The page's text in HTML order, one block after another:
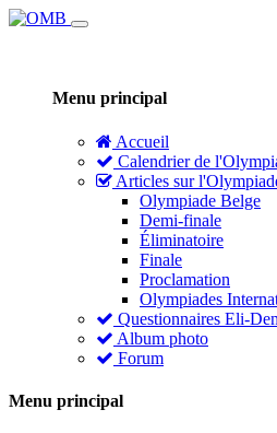
Menu principal
Accueil
Calendrier de
Articles sur
Olympiade Belge
Demi-finale
Éliminatoire
Finale
Proclamation
Olympiades
Questionnaires Eli-
Album photo
Forum
Menu principal